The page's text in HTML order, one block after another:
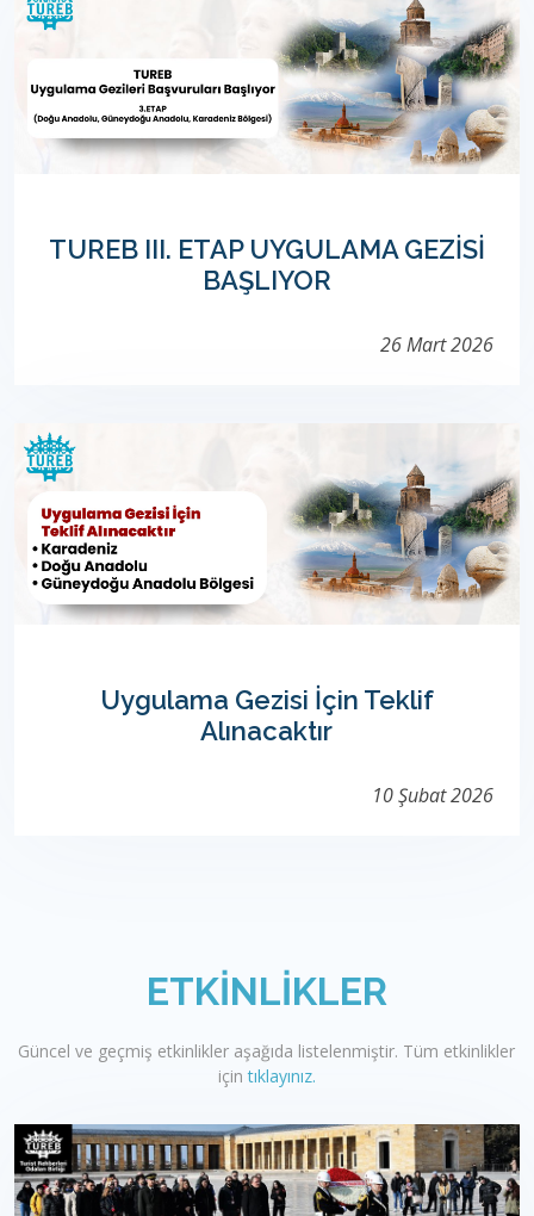
TUREB III. ETAP UYGULAMA GEZİSİ
BAŞLIYOR
26 Mart 2026
Uygulama Gezisi İçin Teklif
Alınacaktır
10 Şubat 2026
ETKINLIKLER
Güncel ve geçmiş etkinlikler aşağıda listelenmiştir. Tüm etkinlikler
içintıklayınız.